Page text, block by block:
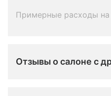
Примерные расходы на
Отзывы о салоне с